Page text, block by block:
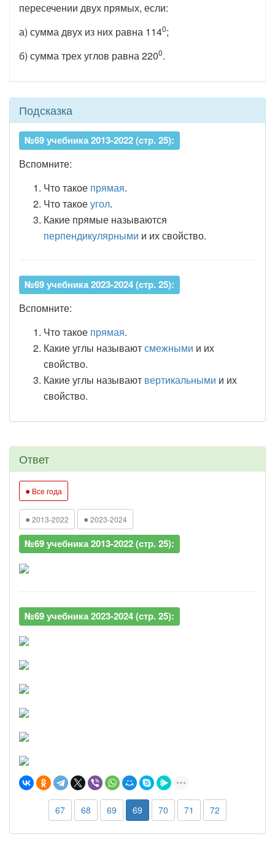
пересечении двух прямых, если:
а) сумма двух из них равна 1140;
б) сумма трех углов равна 2200.
Подсказка
№69 учебника 2013-2022 (стр. 25):
Вспомните:
Что такое прямая.
Что такоеугол.
Какие прямые называются
перпендикулярными и их свойство.
№69 учебника 2023-2024 (стр. 25):
Вспомните:
Что такое прямая.
Какие углы называютсмежными и их
свойство.
Какие углы называют вертикальными и их
свойство.
Ответ
● Все года
● 2013-2022 ● 2023-2024
№69 учебника 2013-2022 (стр. 25):
№69 учебника 2023-2024 (стр. 25):
67 68 69 69 70 71 72